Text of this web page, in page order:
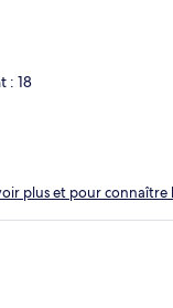
: 18
plus et pour connaître